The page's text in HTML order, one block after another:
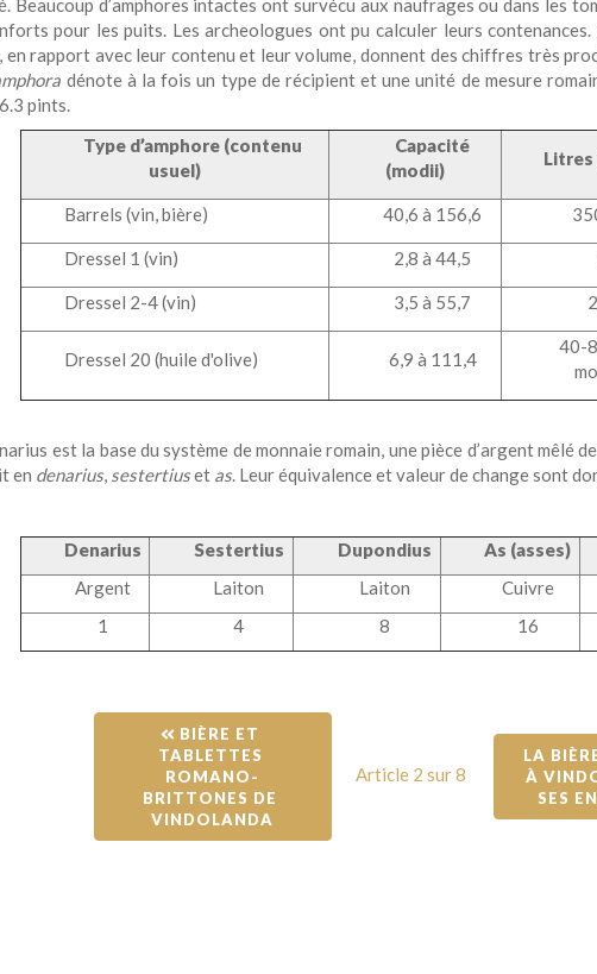
Beaucoup d’amphores intactes ont survécu aux naufrages ou dans les
pour les puits. Les archeologues ont pu calculer leurs
en rapport avec leur contenu et leur volume, donnent des chiffres très
dénote à la fois un type de récipient et une unité de mesure
pints.
Type d’amphore (contenu
usuel)
Capacité
(modii)
Litres
Barrels (vin, bière) 40,6 à 156,6
Dressel 1 (vin) 2,8 à 44,5
Dressel 2-4 (vin) 3,5 à 55,7
Dressel 20 (huile d'olive) 6,9 à 111,4
40-
est la base du système de monnaie romain, une pièce d’argent mêlé
en denarius, sestertiuset as. Leur équivalence et valeur de change sont
Denarius Sestertius Dupondius As (asses)
Argent
Laiton Laiton Cuivre
1
4 8 16
BIÈRE ET
TABLETTES
ROMANO-
BRITTONES DE
VINDOLANDA
Article 2 sur 8
LA
À
SES